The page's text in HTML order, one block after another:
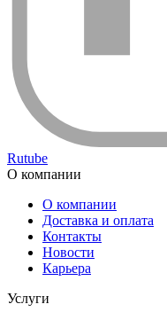
Rutube
О компании
О компании
Доставка и оплата
Контакты
Новости
Карьера
Услуги